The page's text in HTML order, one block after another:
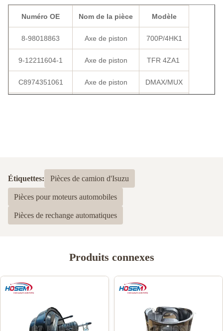
Numéro OE Nom de la pièce Modèle
8-98018863 Axe de piston 700P/4HK1
9-12211604-1 Axe de piston TFR 4ZA1
C8974351061 Axe de piston DMAX/MUX
Étiquettes: Pièces de camion d'Isuzu
Pièces pour moteurs automobiles
Pièces de rechange automatiques
Produits connexes